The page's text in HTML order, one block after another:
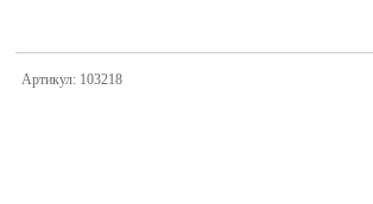
Артикул: 103218